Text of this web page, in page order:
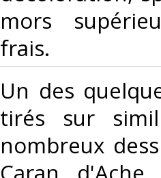
mors
frais. ‎
‎Un des
tirés sur
nombreux